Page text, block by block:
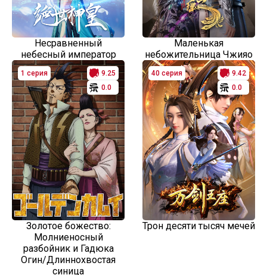
Несравненный
небесный император
Маленькая
небожительница Чжияо
1 серия
9.25
0.0
Золотое божество:
Молниеносный
разбойник и Гадюка
Огин/Длиннохвостая
синица
40 серия
9.42
0.0
Трон десяти тысяч мечей